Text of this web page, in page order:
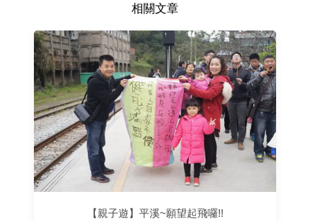
相關文章
【親子遊】平溪~願望起飛囉!!